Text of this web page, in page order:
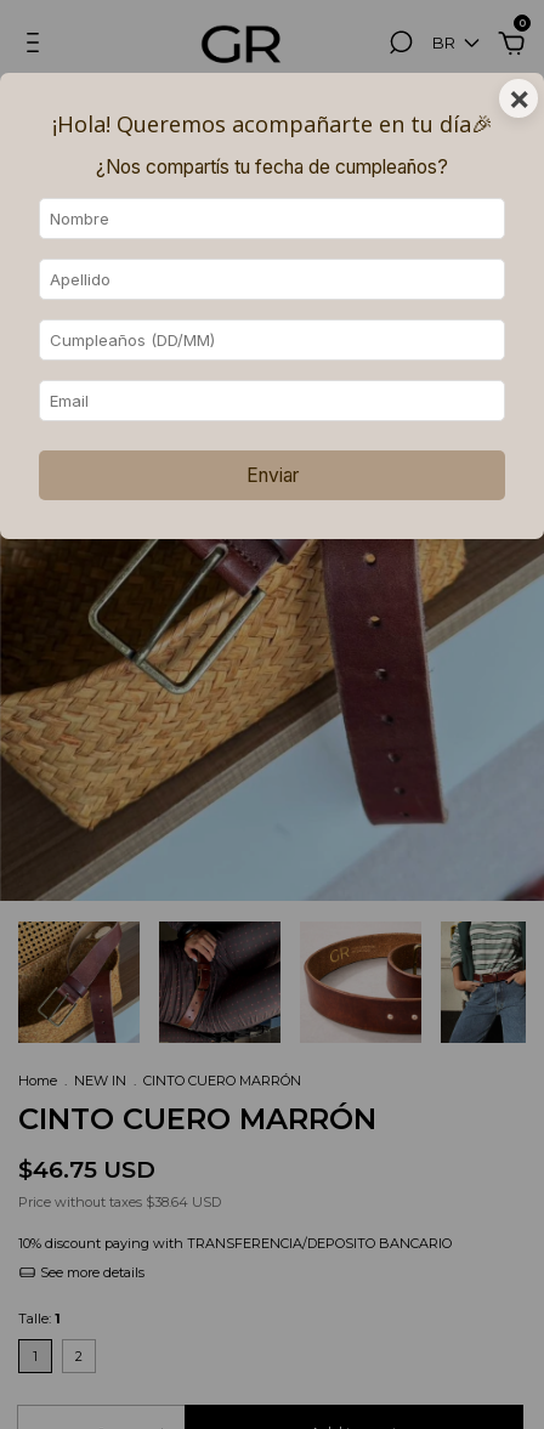
BR
0
Home . NEW IN . CINTO CUERO MARRÓN
CINTO CUERO MARRÓN
$46.75 USD
Price without taxes $38.64 USD
10% discount paying with TRANSFERENCIA/DEPOSITO BANCARIO
See more details
Talle: 1
1 2
×
¡Hola! Queremos acompañarte en tu día🎉​
¿Nos compartís tu fecha de cumpleaños?
Enviar